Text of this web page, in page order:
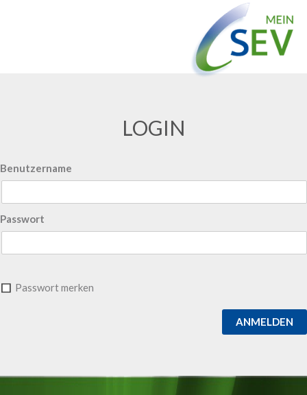
LOGIN
Benutzername
Passwort
Passwort merken
ANMELDEN